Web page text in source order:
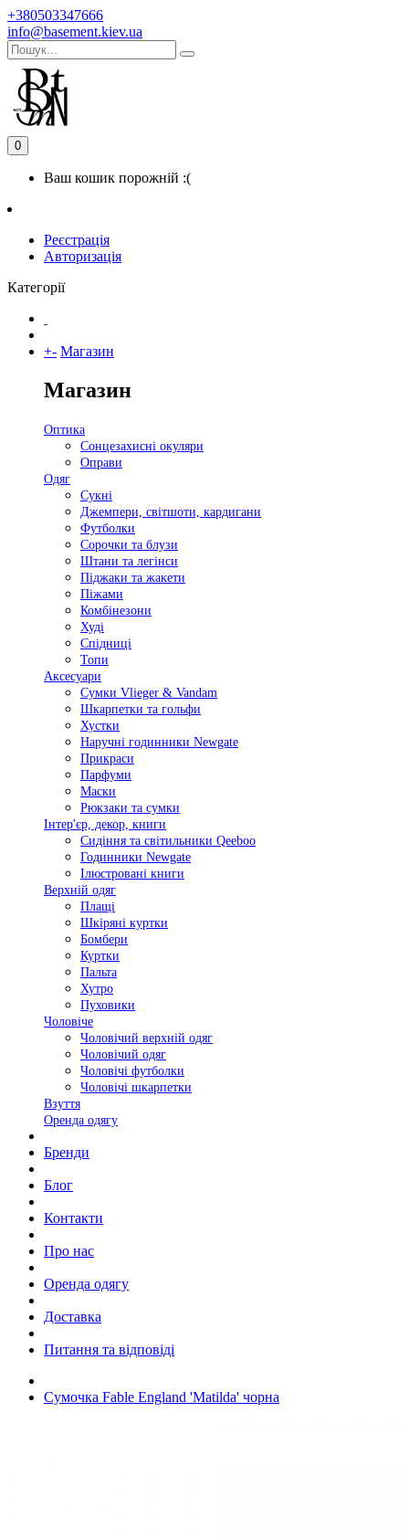
+380503347666
info@basement.kiev.ua
0
Ваш кошик порожній :(
Реєстрація
Авторизація
Категорії
+- Магазин
Магазин
Оптика
Сонцезахисні окуляри
Оправи
Одяг
Сукні
Джемпери, світшоти, кардигани
Футболки
Сорочки та блузи
Штани та легінси
Піджаки та жакети
Піжами
Комбінезони
Худі
Спідниці
Топи
Аксесуари
Сумки Vlieger & Vandam
Шкарпетки та гольфи
Хустки
Наручні годинники Newgate
Прикраси
Парфуми
Маски
Рюкзаки та сумки
Інтер'єр, декор, книги
Сидіння та світильники Qeeboo
Годинники Newgate
Ілюстровані книги
Верхній одяг
Плащі
Шкіряні куртки
Бомбери
Куртки
Пальта
Хутро
Пуховики
Чоловіче
Чоловічий верхній одяг
Чоловічий одяг
Чоловічі футболки
Чоловічі шкарпетки
Взуття
Оренда одягу
Бренди
Блог
Контакти
Про нас
Оренда одягу
Доставка
Питання та відповіді
Сумочка Fable England 'Matilda' чорна